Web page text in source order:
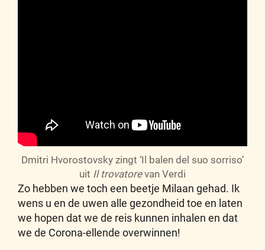
Dmitri Hvorostovsky zingt ‘Il balen del suo sorriso’
uit Il trovatorevan Verdi
Zo hebben we toch een beetje Milaan gehad. Ik
wens u en de uwen alle gezondheid toe en laten
we hopen dat we de reis kunnen inhalen en dat
we de Corona-ellende overwinnen!